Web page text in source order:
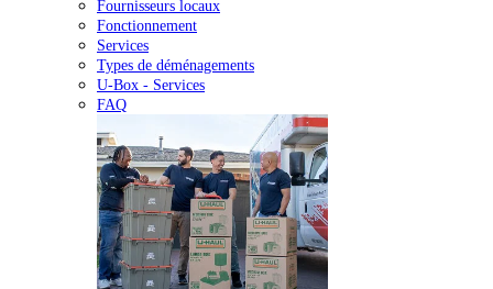
Fournisseurs locaux
Fonctionnement
Services
Types de déménagements
U-Box - Services
FAQ